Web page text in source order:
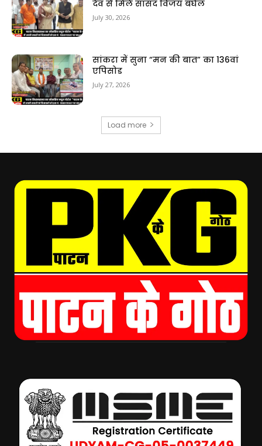
देव से मिले सांसद विजय बघेल
July 30, 2026
सांकरा में सुना “मन की बात” का 136वां
एपिसोड
July 27, 2026
Load more